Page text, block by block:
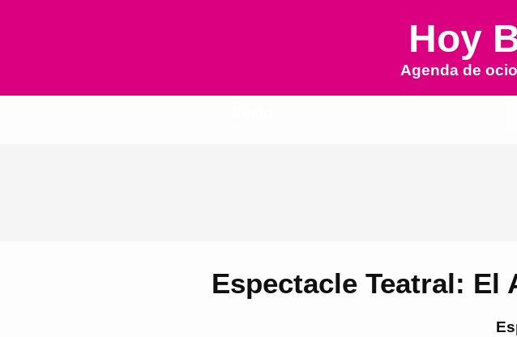
Hoy
Agenda de
Espectacle Teatral: El